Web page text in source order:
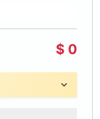
$ 0